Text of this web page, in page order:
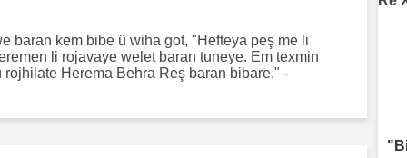
baran kem bibe ü wiha got, "Hefteya peş me li
li rojavaye welet baran tuneye. Em texmin
Herema Behra Reş baran bibare." -